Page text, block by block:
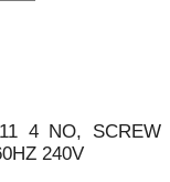
4 NO, SCREW
240V